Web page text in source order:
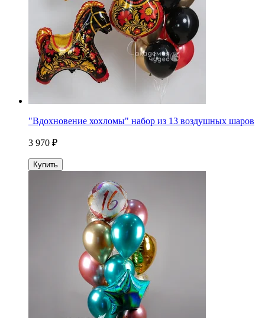
"Вдохновение хохломы" набор из 13 воздушных шаров
3 970 ₽
Купить